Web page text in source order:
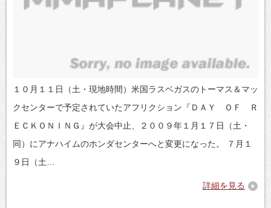
１０月１１日（土・現地時間）米国ラスベガスのトーマス＆マッ
クセンターで予定されていたアフリクション『ＤＡＹ ＯＦ Ｒ
ＥＣＫＯＮＩＮＧ』が大会中止、２００９年１月１７日（土・
同）にアナハイムのホンダセンターへと変更になった。 ７月１
９日（土…
詳細を見る